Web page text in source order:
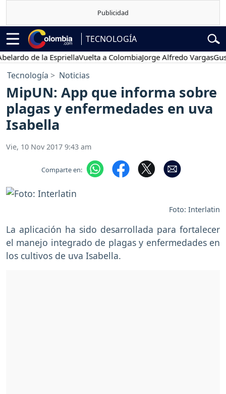
TECNOLOGÍA
de la EspriellaVuelta a ColombiaJorge Alfredo VargasGustavo
Tecnología Noticias
MipUN: App que informa sobre
plagas y enfermedades en uva
Isabella
Vie, 10 Nov 2017 9:43 am
Comparte en:
Foto: Interlatin
La aplicación ha sido desarrollada para fortalecer
el manejo integrado de plagas y enfermedades en
los cultivos de uva Isabella.